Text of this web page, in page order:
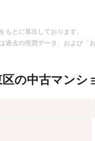
もとに算出しております。
過去の売買データ、および「
の中古マンシ